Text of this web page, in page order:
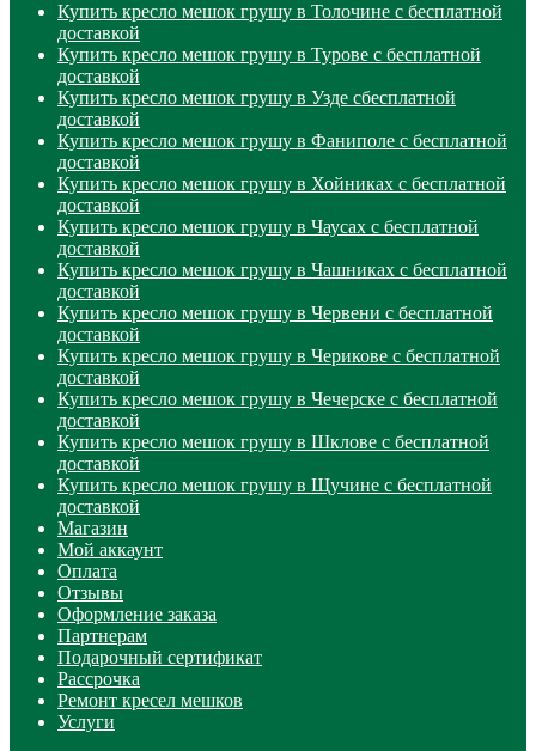
Купить кресло мешок грушу в Толочине с бесплатной
доставкой
Купить кресло мешок грушу в Турове с бесплатной
доставкой
Купить кресло мешок грушу в Узде сбесплатной
доставкой
Купить кресло мешок грушу в Фаниполе с бесплатной
доставкой
Купить кресло мешок грушу в Хойниках с бесплатной
доставкой
Купить кресло мешок грушу в Чаусах с бесплатной
доставкой
Купить кресло мешок грушу в Чашниках с бесплатной
доставкой
Купить кресло мешок грушу в Червени с бесплатной
доставкой
Купить кресло мешок грушу в Черикове с бесплатной
доставкой
Купить кресло мешок грушу в Чечерске с бесплатной
доставкой
Купить кресло мешок грушу в Шклове с бесплатной
доставкой
Купить кресло мешок грушу в Щучине с бесплатной
доставкой
Магазин
Мой аккаунт
Оплата
Отзывы
Оформление заказа
Партнерам
Подарочный сертификат
Рассрочка
Ремонт кресел мешков
Услуги